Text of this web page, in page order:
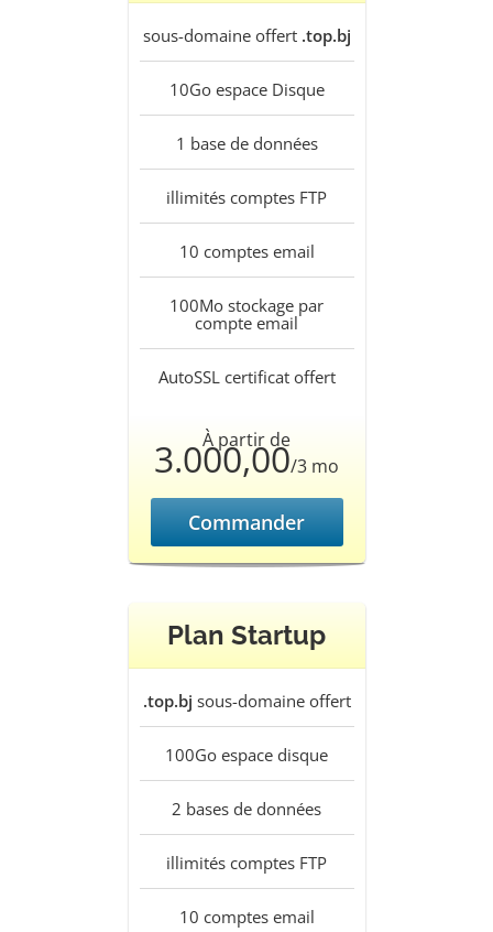
sous-domaine offert .top.bj
10Goespace Disque
1 base de données
illimités comptes FTP
10 comptes email
100Mo stockage par
compte email
AutoSSLcertificat offert
À partir de
3.000,00/3 mo
Commander
Plan Startup
.top.bj sous-domaine offert
100Go espace disque
2 bases de données
illimités comptes FTP
10 comptes email